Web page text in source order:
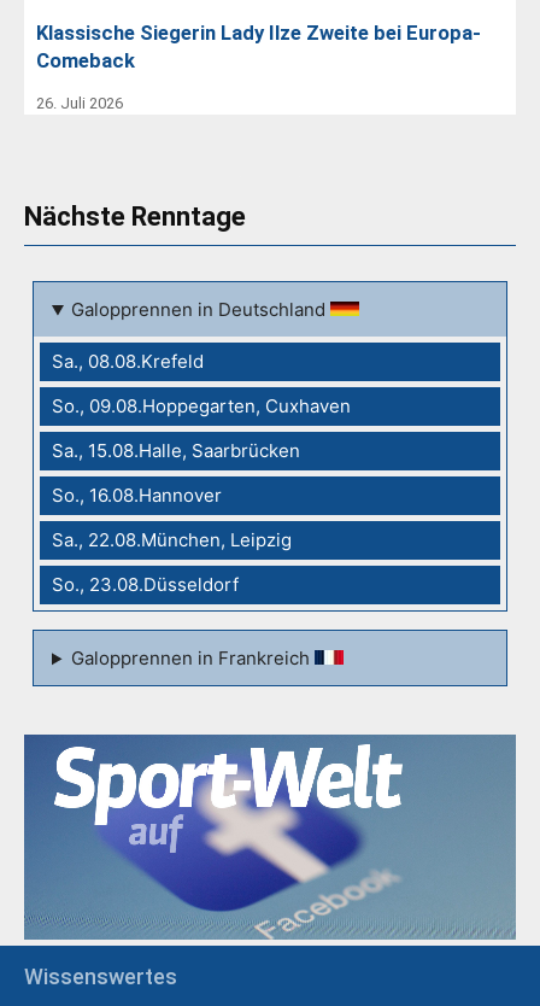
Klassische Siegerin Lady Ilze Zweite bei Europa-
Comeback
26. Juli 2026
Nächste Renntage
Galopprennen in Deutschland
Sa., 08.08.Krefeld
So., 09.08.Hoppegarten, Cuxhaven
Sa., 15.08.Halle, Saarbrücken
So., 16.08.Hannover
Sa., 22.08.München, Leipzig
So., 23.08.Düsseldorf
Galopprennen in Frankreich
Wissenswertes